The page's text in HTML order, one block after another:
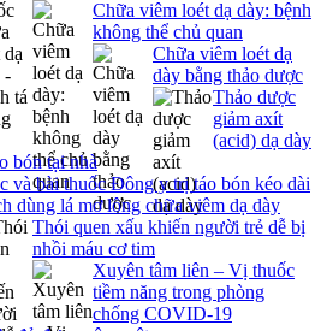
Chữa viêm loét dạ dày: bệnh
không thể chủ quan
Chữa viêm loét dạ
dày bằng thảo dược
Thảo dược
giảm axít
(acid) dạ dày
bón tại nhà
và bài thuốc Đông y trị táo bón kéo dài
dùng lá mơ lông chữa viêm dạ dày
Thói quen xấu khiến người trẻ dễ bị
nhồi máu cơ tim
Xuyên tâm liên – Vị thuốc
tiềm năng trong phòng
chống COVID-19